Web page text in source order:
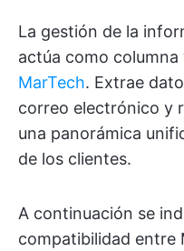
La gestión de la
actúa como
MarTech. Extrae
correo electrónico y
una panorámica
de los clientes.
A continuación se
compatibilidad entre